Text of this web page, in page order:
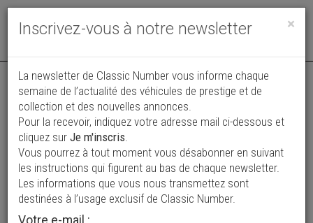
Toggle
Vos annonces vues par
plus de 4 millions de collectionneurs
Ajouter une annonce
×
Inscrivez-vous à notre newsletter
La newsletter de Classic Number vous informe chaque
semaine de l’actualité des véhicules de prestige et de
collection et des nouvelles annonces.
Pour la recevoir, indiquez votre adresse mail ci-dessous et
cliquez sur Je m'inscris.
Vous pourrez à tout moment vous désabonner en suivant
les instructions qui figurent au bas de chaque newsletter.
Les informations que vous nous transmettez sont
destinées à l’usage exclusif de Classic Number.
Votre e-mail :